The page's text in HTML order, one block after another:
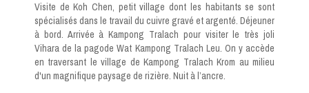
Visite de Koh Chen, petit village dont les habitants se sont
spécialisés dans le travail du cuivre gravé et argenté. Déjeuner
à bord. Arrivée à Kampong Tralach pour visiter le très joli
Vihara de la pagode Wat Kampong Tralach Leu. On y accède
en traversant le village de Kampong Tralach Krom au milieu
d'un magnifique paysage de rizière. Nuit à l’ancre.